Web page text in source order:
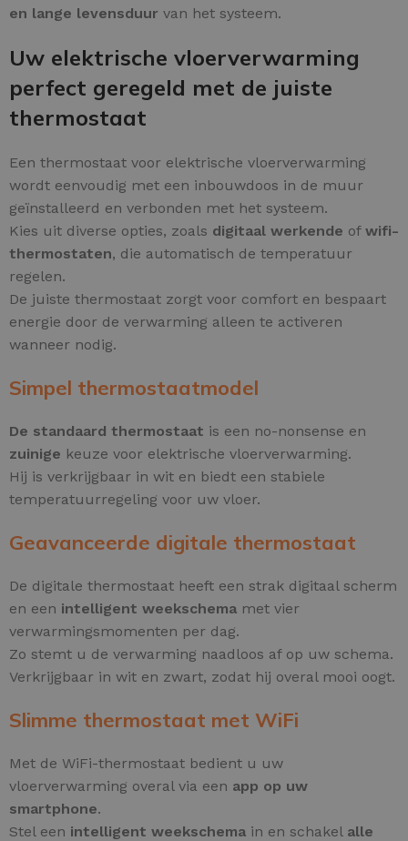
en lange levensduur van het systeem.
Uw elektrische vloerverwarming
perfect geregeld met de juiste
thermostaat
Een thermostaat voor elektrische vloerverwarming
wordt eenvoudig met een inbouwdoos in de muur
geïnstalleerd en verbonden met het systeem.
Kies uit diverse opties, zoals digitaal werkende of wifi-
thermostaten, die automatisch de temperatuur
regelen.
De juiste thermostaat zorgt voor comfort en bespaart
energie door de verwarming alleen te activeren
wanneer nodig.
Simpel thermostaatmodel
De standaard thermostaat is een no-nonsense en
zuinige keuze voor elektrische vloerverwarming.
Hij is verkrijgbaar in wit en biedt een stabiele
temperatuurregeling voor uw vloer.
Geavanceerde digitale thermostaat
De digitale thermostaat heeft een strak digitaal scherm
en een intelligent weekschema met vier
verwarmingsmomenten per dag.
Zo stemt u de verwarming naadloos af op uw schema.
Verkrijgbaar in wit en zwart, zodat hij overal mooi oogt.
Slimme thermostaat met WiFi
Met de WiFi-thermostaat bedient u uw
vloerverwarming overal via een app op uw
smartphone.
Stel een intelligent weekschema in en schakel alle